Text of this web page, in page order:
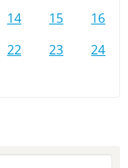
14 15
16
22 23
24